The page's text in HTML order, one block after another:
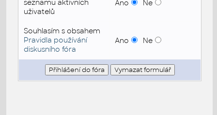
seznamu aktivních
uživatelů
Ano Ne
Souhlasím s obsahem
Pravidla používání
diskusního fóra
Ano Ne